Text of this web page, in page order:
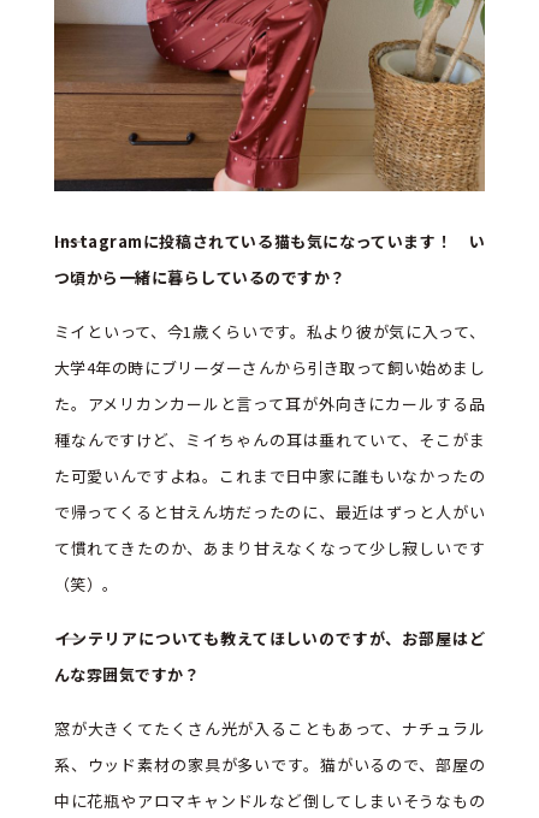
――Instagramに投稿されている猫も気になっています！ い
つ頃から一緒に暮らしているのですか？
ミイといって、今1歳くらいです。私より彼が気に入って、
大学4年の時にブリーダーさんから引き取って飼い始めまし
た。アメリカンカールと言って耳が外向きにカールする品
種なんですけど、ミイちゃんの耳は垂れていて、そこがま
た可愛いんですよね。これまで日中家に誰もいなかったの
で帰ってくると甘えん坊だったのに、最近はずっと人がい
て慣れてきたのか、あまり甘えなくなって少し寂しいです
（笑）。
――インテリアについても教えてほしいのですが、お部屋はど
んな雰囲気ですか？
窓が大きくてたくさん光が入ることもあって、ナチュラル
系、ウッド素材の家具が多いです。猫がいるので、部屋の
中に花瓶やアロマキャンドルなど倒してしまいそうなもの